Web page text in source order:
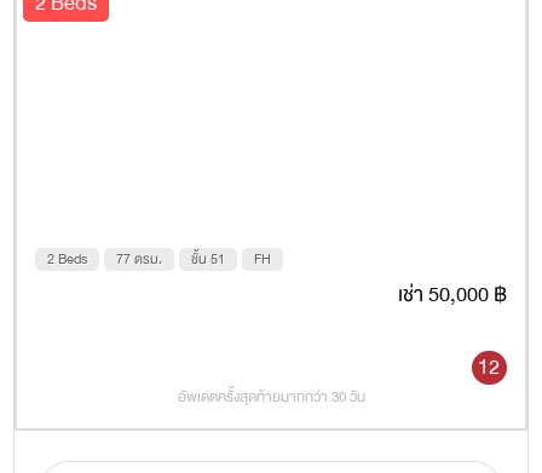
2 Beds 77 ตรม. ชั้น 51 FH
เช่า 50,000 ฿
12
อัพเดตครั้งสุดท้ายมากกว่า 30 วัน